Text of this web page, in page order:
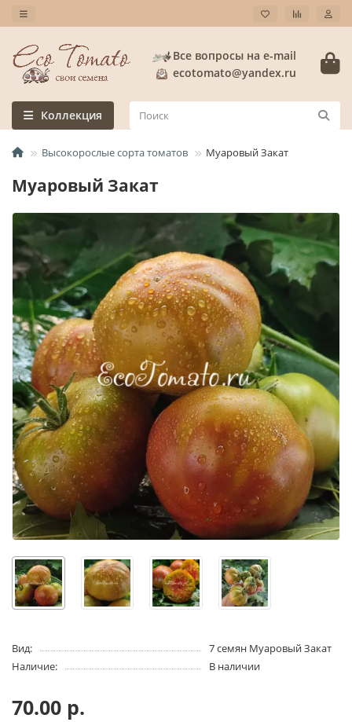
Все вопросы на e-mail
ecotomato@yandex.ru
Коллекция
Высокорослые сорта томатов Муаровый Закат
Муаровый Закат
Вид:
7 семян Муаровый Закат
Наличие:
В наличии
70.00 р.